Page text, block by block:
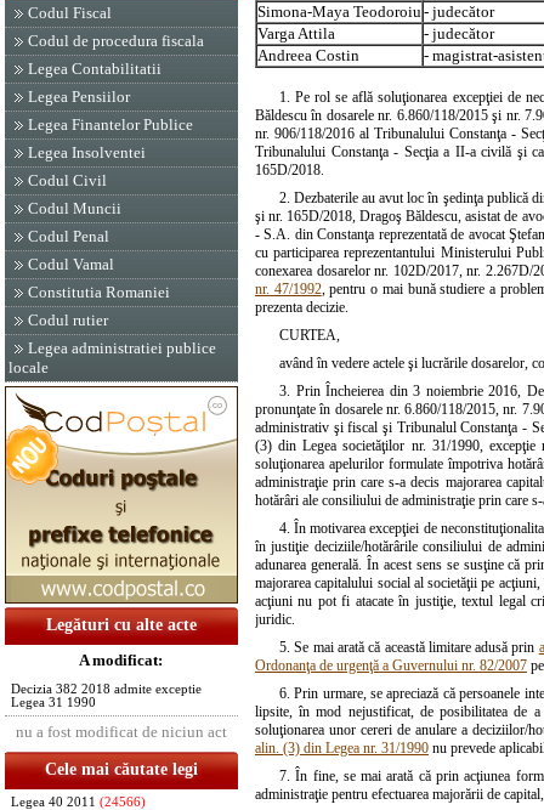
Codul Fiscal
Codul de procedura fiscala
Legea Contabilitatii
Legea Pensiilor
Legea Finantelor Publice
Legea Insolventei
Codul Civil
Codul Muncii
Codul Penal
Codul Vamal
Constitutia Romaniei
Codul rutier
Legea administratiei publice
locale
Legături cu alte acte
A modificat:
Decizia 382 2018 admite exceptie
Legea 31 1990
nu a fost modificat de niciun act
Cele mai căutate legi
Legea 40 2011 (24566)
Simona-Maya Teodoroiu - judecător
Varga Attila
- judecător
Andreea Costin
- magistrat-
1. Pe rol se află soluţionarea excepţiei de
Băldescu în dosarele nr. 6.860/118/2015 şi nr.
nr. 906/118/2016 al Tribunalului Constanţa -
Tribunalului Constanţa - Secţia a II-a civilă şi
165D/2018.
2. Dezbaterile au avut loc în şedinţa publică
şi nr. 165D/2018, Dragoş Băldescu, asistat de
- S.A. din Constanţa reprezentată de avocat
cu participarea reprezentantului Ministerului
conexarea dosarelor nr. 102D/2017, nr.
nr. 47/1992, pentru o mai bună studiere a
prezenta decizie.
CURTEA,
având în vedere actele şi lucrările dosarelor,
3. Prin Încheierea din 3 noiembrie 2016,
pronunţate în dosarele nr. 6.860/118/2015, nr.
administrativ şi fiscal şi Tribunalul Constanţa -
(3) din Legea societăţilor nr. 31/1990,
soluţionarea apelurilor formulate împotriva
administraţie prin care s-a decis majorarea
hotărâri ale consiliului de administraţie prin care
4. În motivarea excepţiei de
în justiţie deciziile/hotărârile consiliului de
adunarea generală. În acest sens se susţine că
majorarea capitalului social al societăţii pe
acţiuni nu pot fi atacate în justiţie, textul legal
juridic.
5. Se mai arată că această limitare adusă prin
Ordonanţa de urgenţă a Guvernului nr. 82/2007
6. Prin urmare, se apreciază că persoanele
lipsite, în mod nejustificat, de posibilitatea de
soluţionarea unor cereri de anulare a deciziilor/
alin. (3) din Legea nr. 31/1990 nu prevede
7. În fine, se mai arată că prin acţiunea
administraţie pentru efectuarea majorării de